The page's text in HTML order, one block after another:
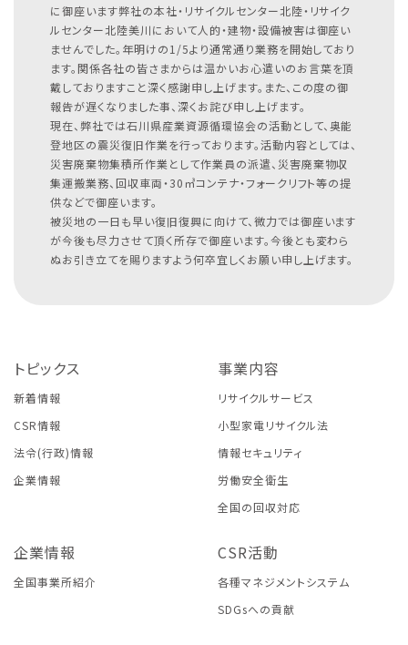
に御座います弊社の本社・リサイクルセンター北陸・リサイク
ルセンター北陸美川において人的・建物・設備被害は御座い
ませんでした。年明けの1/5より通常通り業務を開始しており
ます。関係各社の皆さまからは温かいお心遣いのお言葉を頂
戴しておりますこと深く感謝申し上げます。また、この度の御
報告が遅くなりました事、深くお詫び申し上げます。
現在、弊社では石川県産業資源循環協会の活動として、奥能
登地区の震災復旧作業を行っております。活動内容としては、
災害廃棄物集積所作業として作業員の派遣、災害廃棄物収
集運搬業務、回収車両・30㎥コンテナ・フォークリフト等の提
供などで御座います。
被災地の一日も早い復旧復興に向けて、微力では御座います
が今後も尽力させて頂く所存で御座います。今後とも変わら
ぬお引き立てを賜りますよう何卒宜しくお願い申し上げます。
トピックス
新着情報
CSR情報
法令(行政)情報
企業情報
事業内容
リサイクルサービス
小型家電リサイクル法
情報セキュリティ
労働安全衛生
全国の回収対応
企業情報
全国事業所紹介
CSR活動
各種マネジメントシステム
SDGsへの貢献